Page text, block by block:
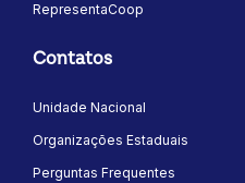
RepresentaCoop
Contatos
Unidade Nacional
Organizações Estaduais
Perguntas Frequentes